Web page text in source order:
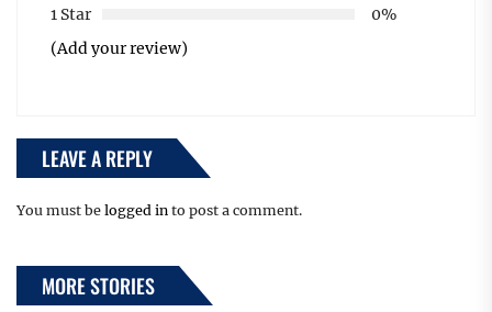
1 Star
0%
(Add your review)
LEAVE A REPLY
You must be logged in to post a comment.
MORE STORIES